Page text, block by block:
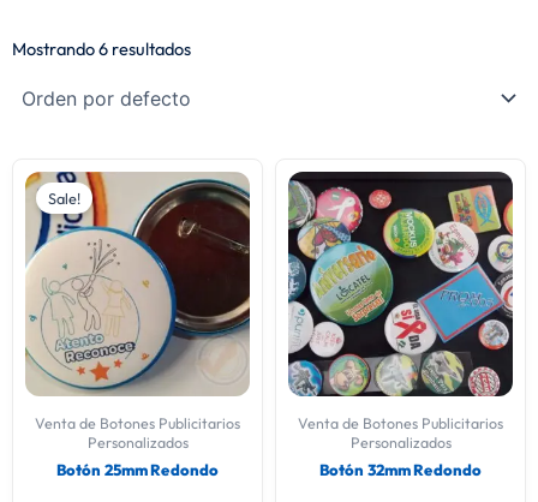
Mostrando 6 resultados
Sale!
Venta de Botones Publicitarios
Personalizados
Botón 25mm Redondo
Venta de Botones Publicitarios
Personalizados
Botón 32mm Redondo